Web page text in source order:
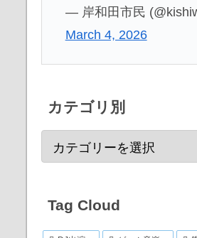
— 岸和田市民
March 4, 2026
カテゴリ別
Tag Cloud